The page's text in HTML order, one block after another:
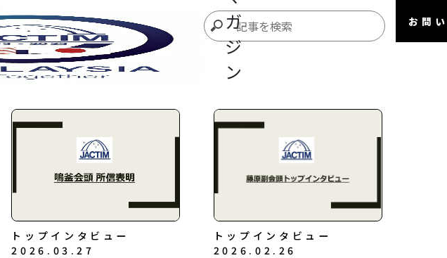
ガ
ジ
ン
お問
トップインタビュー
2026.03.27
トップインタビュー
2026.02.26